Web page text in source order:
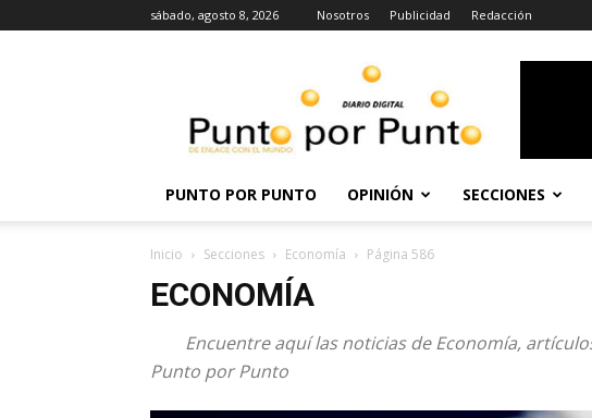
sábado, agosto 8, 2026 Nosotros Publicidad Redacción
Punto
PUNTO POR PUNTO OPINIÓN SECCIONES
Inicio Secciones Economía Página 586
ECONOMÍA
Encuentre aquí las noticias de Economía,
Punto por Punto